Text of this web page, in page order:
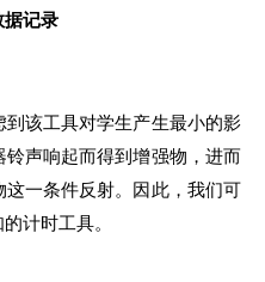
记录
该工具对学生产生最小的影
声响起而得到增强物，进而
一条件反射。因此，我们可
计时工具。